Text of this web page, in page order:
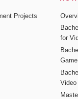
Projects
for